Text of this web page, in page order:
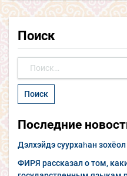
Поиск
Найти:
Последние
Дэлхэйдэ суурхаһан
ФИРЯ рассказал о том,